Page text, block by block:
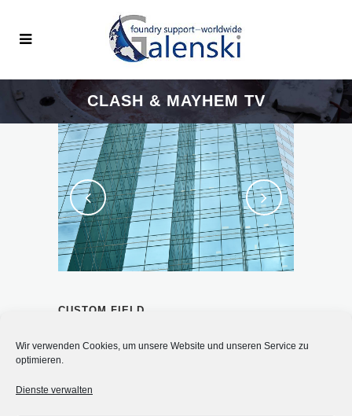
Wir verwenden Cookies, um unsere Website und unseren Service zu
optimieren.
Dienste verwalten
CLASH & MAYHEM TV
CUSTOM FIELD
DATE